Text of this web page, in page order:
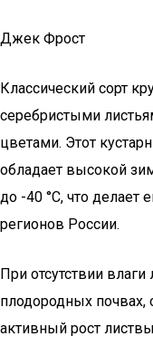
Джек Фрост
Классический сорт
серебристыми
цветами. Этот
обладает высокой
до -40 °С, что делает
регионов России.
При отсутствии
плодородных
активный рост